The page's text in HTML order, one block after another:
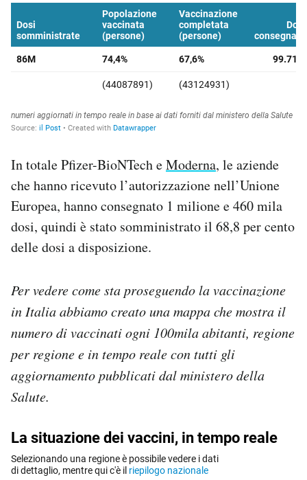
In totale Pfizer-BioNTech eModerna, le aziende
che hanno ricevuto l’autorizzazione nell’Unione
Europea, hanno consegnato 1 milione e 460 mila
dosi, quindi è stato somministrato il 68,8 per cento
delle dosi a disposizione.
Per vedere come sta proseguendo la vaccinazione
in Italia abbiamo creato una mappa che mostra il
numero di vaccinati ogni 100mila abitanti, regione
per regione e in tempo reale con tutti gli
aggiornamento pubblicati dal ministero della
Salute.